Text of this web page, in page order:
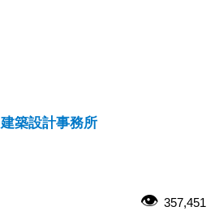
建築設計事務所
357,451